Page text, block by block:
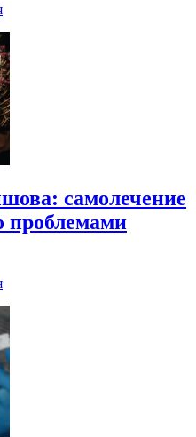
самолечение
проблемами